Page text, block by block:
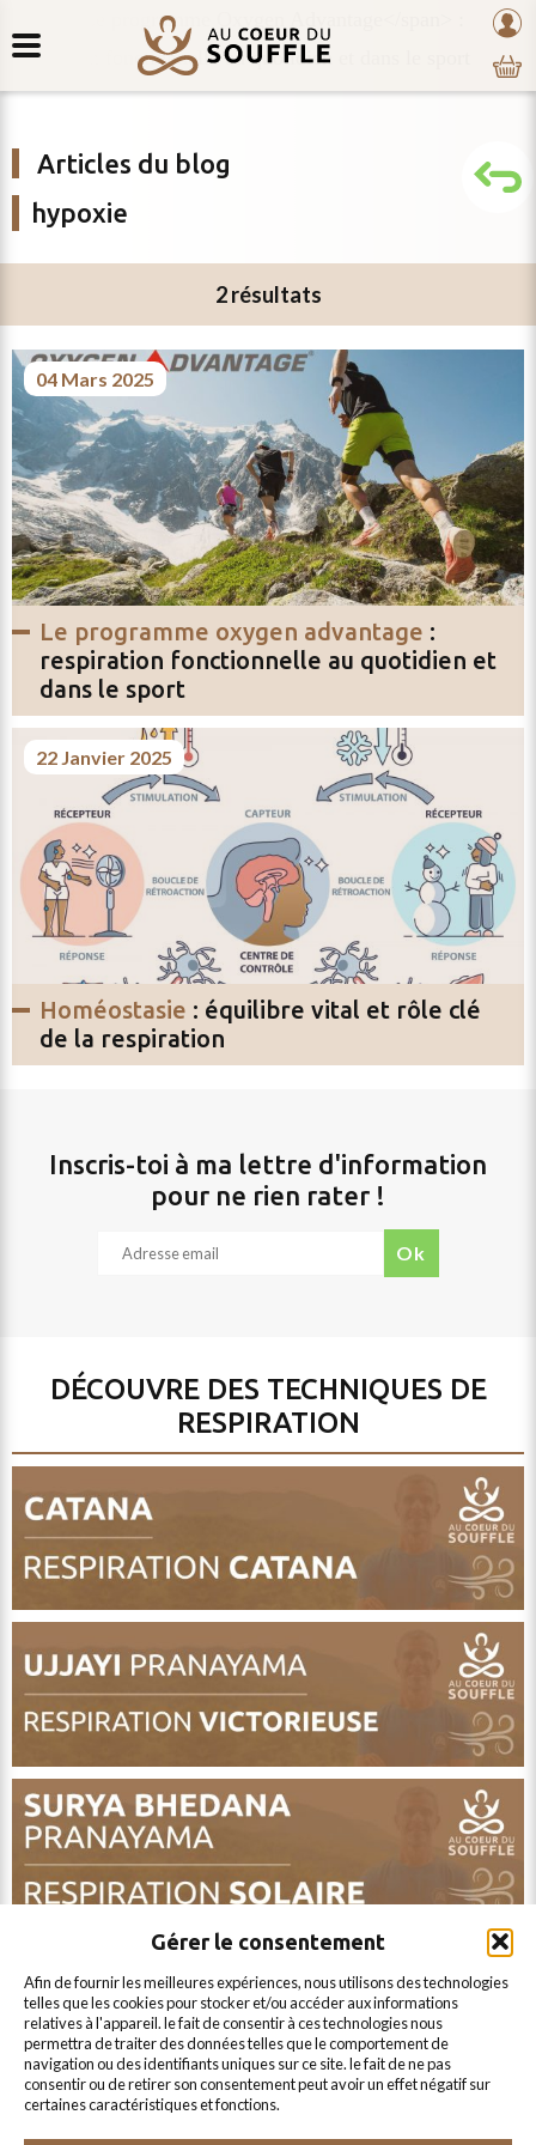
Gérer le consentement
afin de fournir les meilleures expériences, nous utilisons des technologies
telles que les cookies pour stocker et/ou accéder aux informations
relatives à l'appareil. le fait de consentir à ces technologies nous
permettra de traiter des données telles que le comportement de
navigation ou des identifiants uniques sur ce site. le fait de ne pas
consentir ou de retirer son consentement peut avoir un effet négatif sur
certaines caractéristiques et fonctions.
au
contenu
coeur
du
mon
Articles du blog
hypoxie
2 résultats
le programme oxygen advantage :
respiration fonctionnelle au quotidien et
dans le sport
04 Mars 2025
homéostasie : équilibre vital et rôle clé
de la respiration
22 Janvier 2025
Inscris-toi à ma lettre d'information
pour ne rien rater !
ok
DÉCOUVRE DES TECHNIQUES DE
RESPIRATION
envoyer
conservée
par
le
site
via
formulaire.